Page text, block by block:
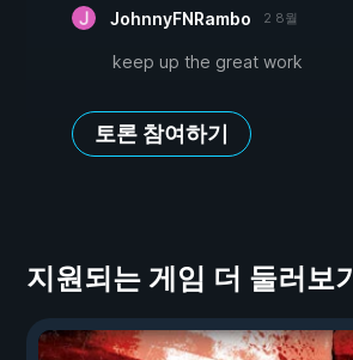
JohnnyFNRambo 2 8월
keep up the great work
토론 참여하기
지원되는 게임 더 둘러보기